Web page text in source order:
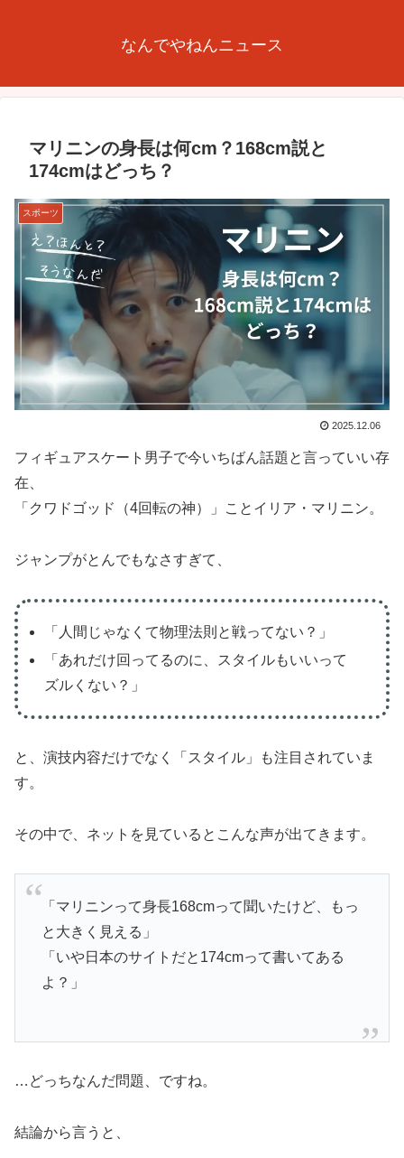
なんでやねんニュース
マリニンの身長は何cm？168cm説と
174cmはどっち？
スポーツ
2025.12.06
フィギュアスケート男子で今いちばん話題と言っていい存
在、
「クワドゴッド（4回転の神）」ことイリア・マリニン。
ジャンプがとんでもなさすぎて、
「人間じゃなくて物理法則と戦ってない？」
「あれだけ回ってるのに、スタイルもいいって
ズルくない？」
と、演技内容だけでなく「スタイル」も注目されていま
す。
その中で、ネットを見ているとこんな声が出てきます。
「マリニンって身長168cmって聞いたけど、もっ
と大きく見える」
「いや日本のサイトだと174cmって書いてある
よ？」
…どっちなんだ問題、ですね。
結論から言うと、